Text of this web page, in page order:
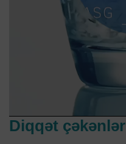
Diqqət çəkənlər